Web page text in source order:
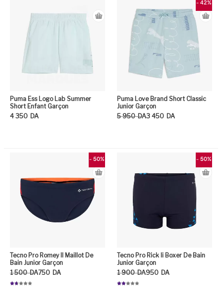
Puma Ess Logo Lab Summer
Short Enfant Garçon
4 350 DA
- 42%
Puma Love Brand Short Classic
Junior Garçon
5 950 DA
Le prix initial était : 5 950DA.
3 450 DA
Le prix actuel est : 3 450DA.
- 50%
Tecno Pro Romey II Maillot De
Bain Junior Garçon
1 500 DA
Le prix initial était : 1 500DA.
750 DA
Le prix actuel est : 750DA.
- 50%
Tecno Pro Rick Ii Boxer De Bain
Junior Garçon
1 900 DA
Le prix initial était : 1 900DA.
950 DA
Le prix actuel est : 950DA.